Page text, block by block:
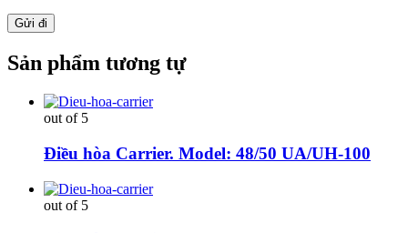
Sản phẩm tương tự
out of 5
Điều hòa Carrier. Model: 48/50 UA/UH-100
out of 5